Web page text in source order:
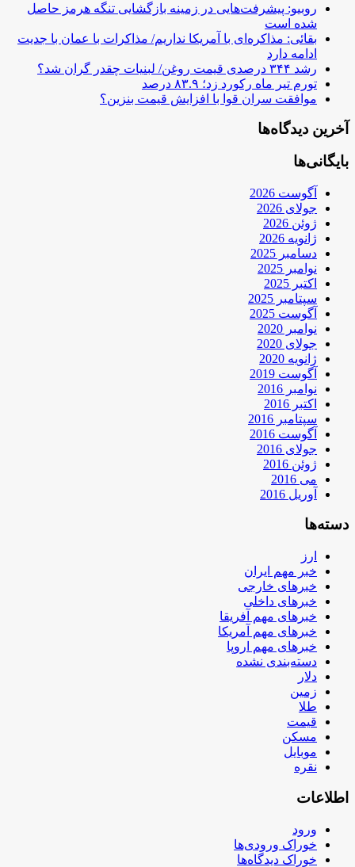
روبیو: پیشرفت‌هایی در زمینه بازگشایی تنگه هرمز حاصل
شده است
بقائی: مذاکره‌ای با آمریکا نداریم/ مذاکرات با عمان با جدیت
ادامه دارد
رشد ۳۴۴ درصدی قیمت روغن/ لبنیات چقدر گران شد؟
تورم تیر ماه رکورد زد؛ ۸۳.۹ درصد
موافقت سران قوا با افزایش قیمت بنزین؟
آخرین دیدگاه‌ها
بایگانی‌ها
آگوست 2026
جولای 2026
ژوئن 2026
ژانویه 2026
دسامبر 2025
نوامبر 2025
اکتبر 2025
سپتامبر 2025
آگوست 2025
نوامبر 2020
جولای 2020
ژانویه 2020
آگوست 2019
نوامبر 2016
اکتبر 2016
سپتامبر 2016
آگوست 2016
جولای 2016
ژوئن 2016
می 2016
آوریل 2016
دسته‌ها
ارز
خبر مهم ایران
خبرهای خارجی
خبرهای داخلی
خبرهای مهم آفریقا
خبرهای مهم آمریکا
خبرهای مهم اروپا
دسته‌بندی نشده
دلار
زمین
طلا
قیمت
مسکن
موبایل
نقره
اطلاعات
ورود
خوراک ورودی‌ها
خوراک دیدگاه‌ها